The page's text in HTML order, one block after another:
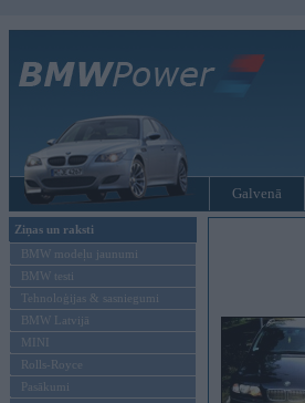
Galvenā
Ziņas un raksti
BMW modeļu jaunumi
BMW testi
Tehnoloģijas & sasniegumi
BMW Latvijā
MINI
Rolls-Royce
Pasākumi